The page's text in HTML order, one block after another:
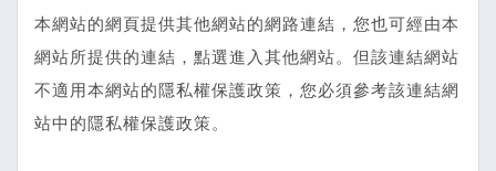
本網站的網頁提供其他網站的網路連結，您也可經由本
網站所提供的連結，點選進入其他網站。但該連結網站
不適用本網站的隱私權保護政策，您必須參考該連結網
站中的隱私權保護政策。